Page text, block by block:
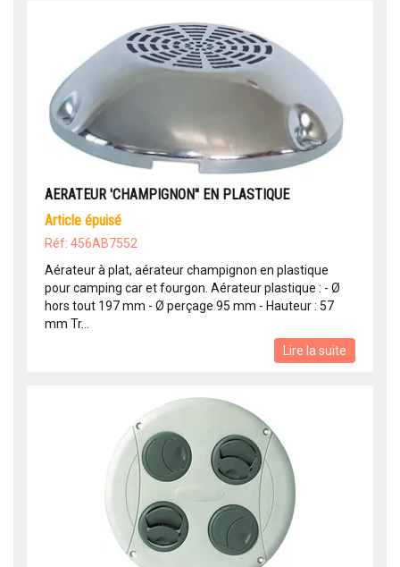
AERATEUR 'CHAMPIGNON'' EN PLASTIQUE
article épuisé
Réf: 456AB7552
Aérateur à plat, aérateur champignon en plastique
pour camping car et fourgon. Aérateur plastique : - Ø
hors tout 197 mm - Ø perçage 95 mm - Hauteur : 57
mm Tr...
Lire la suite